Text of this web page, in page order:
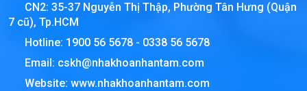
CN2: 35-37 Nguyễn Thị Thập, Phường Tân Hưng (Quận
7 cũ), Tp.HCM
Hotline: 1900 56 5678 - 0338 56 5678
Email: cskh@nhakhoanhantam.com
Website: www.nhakhoanhantam.com